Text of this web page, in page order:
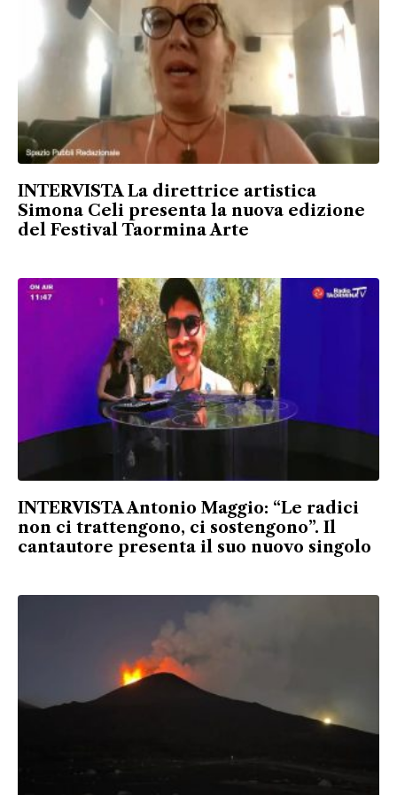
INTERVISTA La direttrice artistica
Simona Celi presenta la nuova edizione
del Festival Taormina Arte
INTERVISTA Antonio Maggio: “Le radici
non ci trattengono, ci sostengono”. Il
cantautore presenta il suo nuovo singolo